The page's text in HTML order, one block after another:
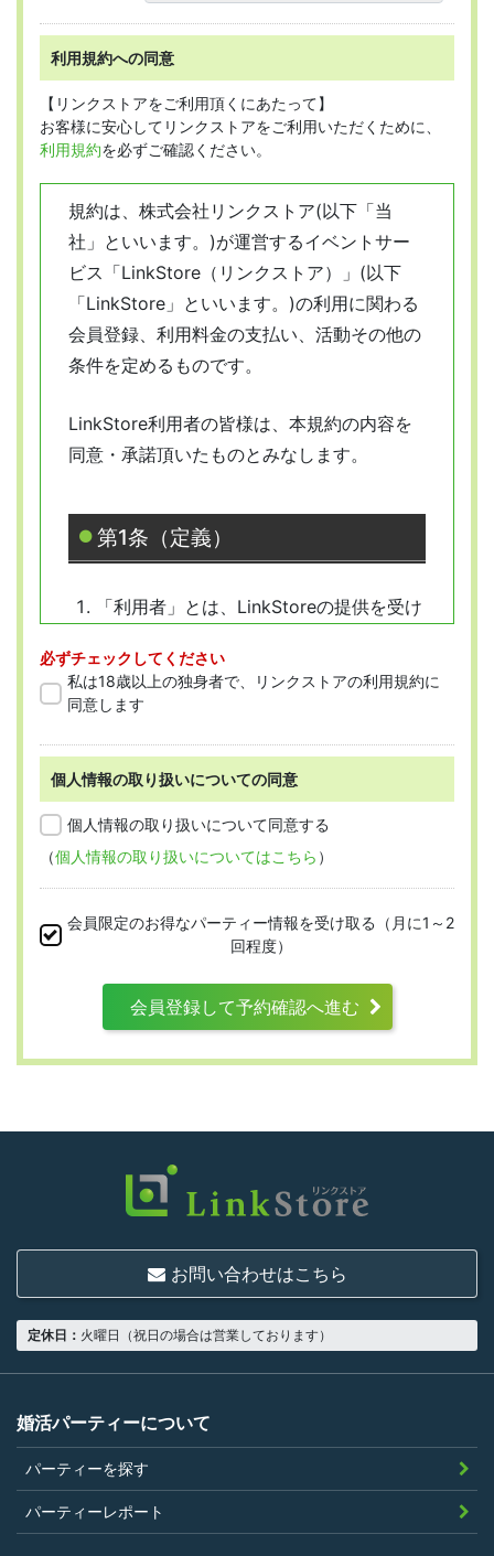
利用規約への同意
【リンクストアをご利用頂くにあたって】
お客様に安心してリンクストアをご利用いただくために、
利用規約を必ずご確認ください。
規約は、株式会社リンクストア(以下「当
社」といいます。)が運営するイベントサー
ビス「LinkStore（リンクストア）」(以下
「LinkStore」といいます。)の利用に関わる
会員登録、利用料金の支払い、活動その他の
条件を定めるものです。
LinkStore利用者の皆様は、本規約の内容を
同意・承諾頂いたものとみなします。
第1条（定義）
「利用者」とは、LinkStoreの提供を受け
「会員」とは、本規約に従って会員登録
をした人を指します。
第2条 （適用範囲）
本規約は、すべての会員に適用され、登録手
ります。
第3条 （利用資格）
いものとします。
18歳以上の独身者であること
男性は収入があること
当社の指定する環境でサービスを利用で
当社が企画するパーティープランに設定
されている年齢条件にあてはまっている
こと。
参加条件があり証明書が必要なパーティ
ーは、その条件にあてはまっており且つ
必ずチェックしてください
私は18歳以上の独身者で、リンクストアの利用規約に
同意します
個人情報の取り扱いについての同意
個人情報の取り扱いについて同意する
（個人情報の取り扱いについてはこちら ）
会員限定のお得なパーティー情報を受け取る（月に1～2
回程度）
会員登録して予約確認へ進む
お問い合わせはこちら
定休日： 火曜日（祝日の場合は営業しております）
婚活パーティーについて
パーティーを探す
パーティーレポート